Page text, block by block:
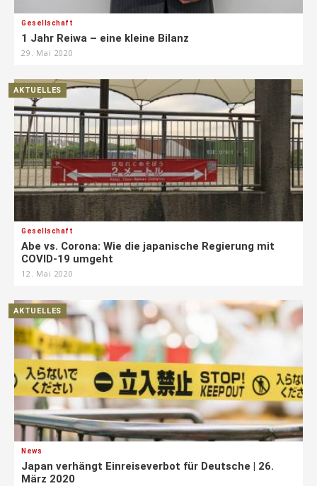
Gesellschaft
1 Jahr Reiwa – eine kleine Bilanz
29. Mai 2020
AKTUELLES
Gesellschaft
Abe vs. Corona: Wie die japanische Regierung mit
COVID-19 umgeht
12. Mai 2020
AKTUELLES
News
Japan verhängt Einreiseverbot für Deutsche | 26.
März 2020